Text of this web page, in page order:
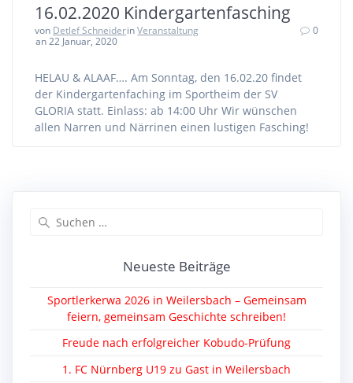
16.02.2020 Kindergartenfasching
von Detlef SchneiderinVeranstaltung
an 22 Januar, 2020
0
HELAU & ALAAF…. Am Sonntag, den 16.02.20 findet
der Kindergartenfaching im Sportheim der SV
GLORIA statt. Einlass: ab 14:00 Uhr Wir wünschen
allen Narren und Närrinen einen lustigen Fasching!
Neueste Beiträge
Sportlerkerwa 2026 in Weilersbach – Gemeinsam
feiern, gemeinsam Geschichte schreiben!
Freude nach erfolgreicher Kobudo-Prüfung
1. FC Nürnberg U19 zu Gast in Weilersbach